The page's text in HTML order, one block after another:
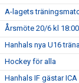
A-lagets
Årsmöte 20/6 kl 18:00
Hanhals nya U16
Hockey för alla
Hanhals IF gästar